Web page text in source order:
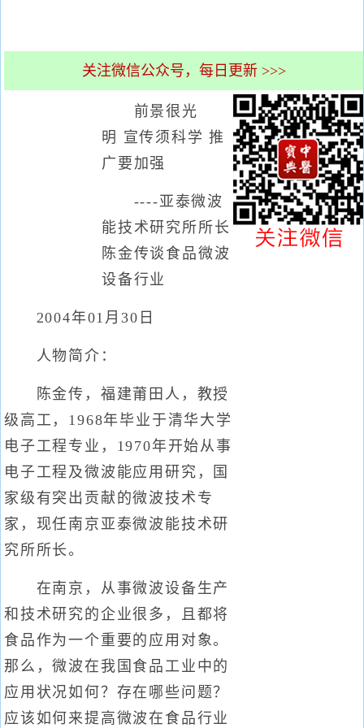
关注微信公众号，每日更新 >>>
前景很光
明 宣传须科学 推
广要加强
----亚泰微波
能技术研究所所长
陈金传谈食品微波
设备行业
2004年01月30日
人物简介：
陈金传，福建莆田人，教授
级高工，1968年毕业于清华大学
电子工程专业，1970年开始从事
电子工程及微波能应用研究，国
家级有突出贡献的微波技术专
家，现任南京亚泰微波能技术研
究所所长。
在南京，从事微波设备生产
和技术研究的企业很多，且都将
食品作为一个重要的应用对象。
那么，微波在我国食品工业中的
应用状况如何？存在哪些问题？
应该如何来提高微波在食品行业